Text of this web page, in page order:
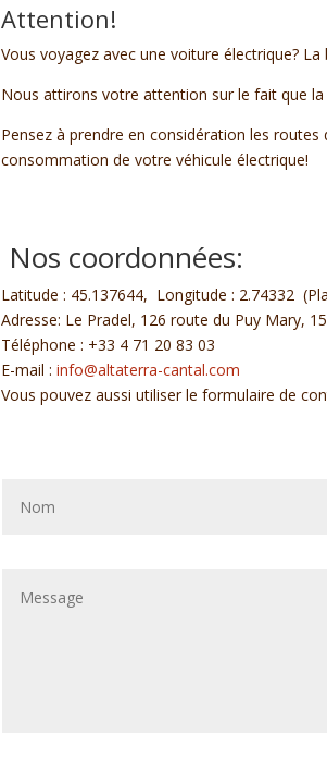
Attention!
Vous voyagez avec une voiture électrique?
Nous attirons votre attention sur le fait que
Pensez à prendre en considération les
consommation de votre véhicule électrique!
Nos coordonnées:
Latitude : 45.137644, Longitude : 2.74332
Adresse: Le Pradel, 126 route du Puy Mary,
Téléphone : +33 4 71 20 83 03
E-mail :info@altaterra-cantal.com
Vous pouvez aussi utiliser le formulaire de